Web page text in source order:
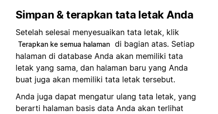
Simpan & terapkan tata letak Anda
Setelah selesai menyesuaikan tata letak, klik
Terapkan ke semua halaman di bagian atas. Setiap
halaman di database Anda akan memiliki tata
letak yang sama, dan halaman baru yang Anda
buat juga akan memiliki tata letak tersebut.
Anda juga dapat mengatur ulang tata letak, yang
berarti halaman basis data Anda akan terlihat